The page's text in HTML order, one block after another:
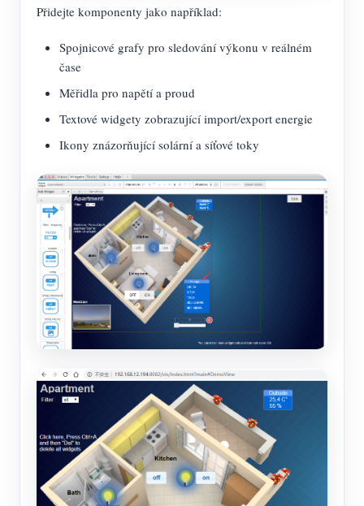
Přidejte komponenty jako například:
Spojnicové grafy pro sledování výkonu v reálném
čase
Měřidla pro napětí a proud
Textové widgety zobrazující import/export energie
Ikony znázorňující solární a síťové toky